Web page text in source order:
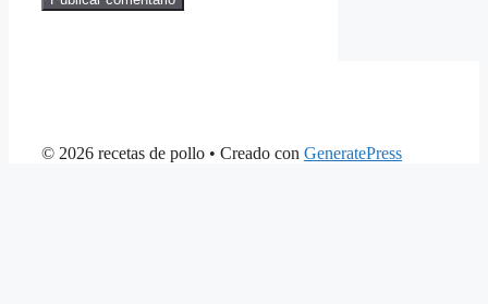
© 2026 recetas de pollo • Creado con GeneratePress